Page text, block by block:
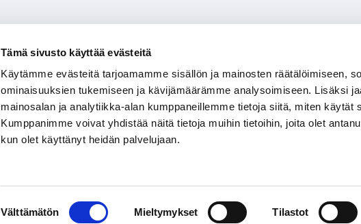
Tämä sivusto käyttää evästeitä
Käytämme evästeitä tarjoamamme sisällön ja mainosten räätälöimiseen,
ominaisuuksien tukemiseen ja kävijämäärämme analysoimiseen. Lisäksi
mainosalan ja analytiikka-alan kumppaneillemme tietoja siitä, miten käytät
Kumppanimme voivat yhdistää näitä tietoja muihin tietoihin, joita olet
kun olet käyttänyt heidän palvelujaan.
Välttämätön Mieltymykset Tilastot